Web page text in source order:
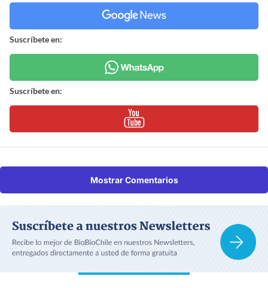
Suscríbete en:
Suscríbete en:
Mostrar Comentarios